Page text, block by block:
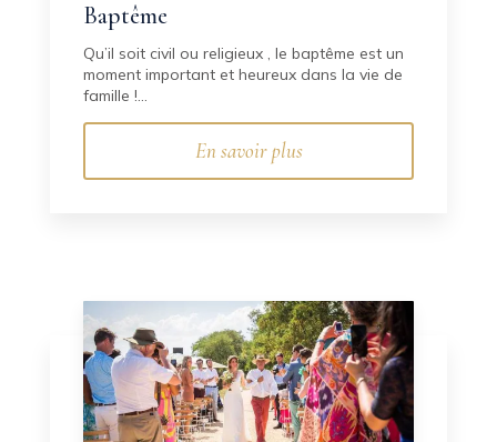
Baptême
Qu’il soit civil ou religieux , le baptême est un
moment important et heureux dans la vie de
famille !...
En savoir plus